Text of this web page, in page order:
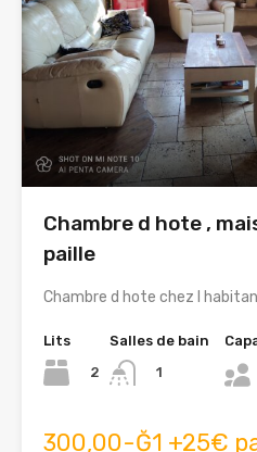
Chambre d hote ,
paille
Chambre d hote chez l
Lits
2
Salles de bain
1
300,00-Ğ1 +25€